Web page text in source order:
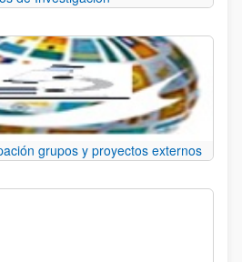
grupos y proyectos externos